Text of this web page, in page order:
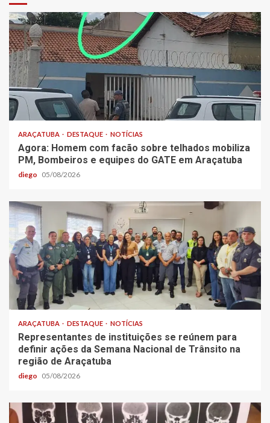
ARAÇATUBA DESTAQUE NOTÍCIAS
Agora: Homem com facão sobre telhados mobiliza
PM, Bombeiros e equipes do GATE em Araçatuba
diego 05/08/2026
ARAÇATUBA DESTAQUE NOTÍCIAS
Representantes de instituições se reúnem para
definir ações da Semana Nacional de Trânsito na
região de Araçatuba
diego 05/08/2026